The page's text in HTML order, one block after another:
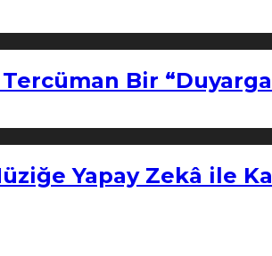
Tercüman Bir
Yapay Zekâ ile